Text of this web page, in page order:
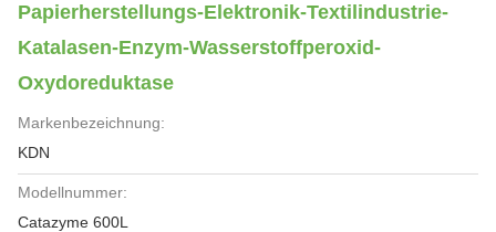
Papierherstellungs-Elektronik-Textilindustrie-
Katalasen-Enzym-Wasserstoffperoxid-
Oxydoreduktase
Markenbezeichnung:
KDN
Modellnummer:
Catazyme 600L